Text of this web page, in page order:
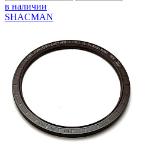
в наличии
SHACMAN